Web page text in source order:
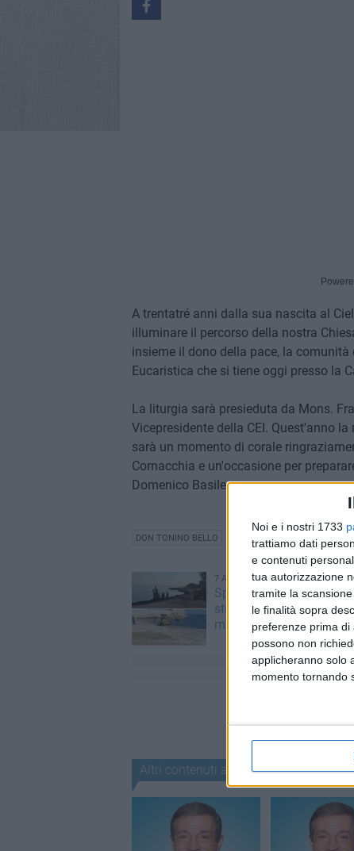
Noi e i nostri 1733
trattiamo dati
e contenuti
tua autorizzazione
tramite la
le finalità sopra
preferenze prima di
possono non
applicheranno solo
momento tornando
A trentatré anni dalla sua nascita al
illuminare il percorso della nostra
insieme il dono della pace, la
Eucaristica che si tiene oggi presso la
La liturgia sarà presieduta da Mons.
Vicepresidente della CEI. Quest'anno
sarà un momento di corale
Cornacchia e un'occasione per
Domenico Basile.
DON TONINO BELLO
7 AGOSTO 2026
Spiagge libere, via alla
straordinaria a Molfetta
mareggiate
Altri contenuti a tema